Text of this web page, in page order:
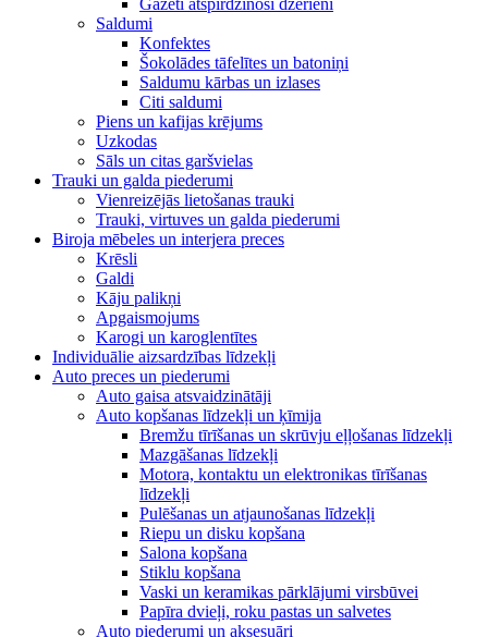
Gāzēti atspirdzinoši dzērieni
Saldumi
Konfektes
Šokolādes tāfelītes un batoniņi
Saldumu kārbas un izlases
Citi saldumi
Piens un kafijas krējums
Uzkodas
Sāls un citas garšvielas
Trauki un galda piederumi
Vienreizējās lietošanas trauki
Trauki, virtuves un galda piederumi
Biroja mēbeles un interjera preces
Krēsli
Galdi
Kāju palikņi
Apgaismojums
Karogi un karoglentītes
Individuālie aizsardzības līdzekļi
Auto preces un piederumi
Auto gaisa atsvaidzinātāji
Auto kopšanas līdzekļi un ķīmija
Bremžu tīrīšanas un skrūvju eļļošanas līdzekļi
Mazgāšanas līdzekļi
Motora, kontaktu un elektronikas tīrīšanas
līdzekļi
Pulēšanas un atjaunošanas līdzekļi
Riepu un disku kopšana
Salona kopšana
Stiklu kopšana
Vaski un keramikas pārklājumi virsbūvei
Papīra dvieļi, roku pastas un salvetes
Auto piederumi un aksesuāri